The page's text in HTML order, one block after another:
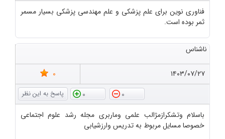
فناوری نوین برای علم پزشکی و علم مهندسی پزشکی بسیار مسمر
ثمر بوده است.
ناشناس
۱۴۰۳/۰۷/۲۷
0
0
0
باسلام وتشکرازمژالب علمی وماربری مجله رشد علوم اجتماعی
خصوصا مسایل مربوط به تدریس وارزشیابی